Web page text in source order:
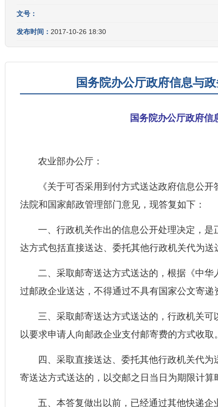
文号：
发布时间： 2017-10-26 18:30
国务院办公厅政府信息与
国务院办公厅政府信
农业部办公厅：
《关于可否采用到付方式送达政府信息公
法院和国家邮政管理部门意见，现答复如下：
一、行政机关作出的信息公开处理决定，
达方式包括直接送达、委托其他行政机关代为送
二、采取邮寄送达方式送达的，根据《中
过邮政企业送达，不得通过不具有国家公文寄
三、采取邮寄送达方式送达的，行政机关
以要求申请人向邮政企业支付邮寄费的方式收取
四、采取直接送达、委托其他行政机关代
寄送达方式送达的，以交邮之日当日为期限计算
五、本答复做出以前，已经通过其他快递